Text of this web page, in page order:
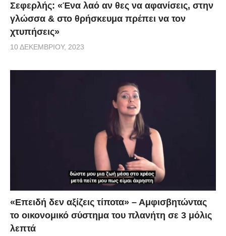
Σεφερλής: «Ένα λαό αν θες να αφανίσεις, στην
γλώσσα & στο θρήσκευμα πρέπει να τον
χτυπήσεις»
10 ΔΕΚΕΜΒΡΊΟΥ, 2023
«Επειδή δεν αξίζεις τίποτα» – Αμφισβητώντας
το οικονομικό σύστημα του πλανήτη σε 3 μόλις
λεπτά